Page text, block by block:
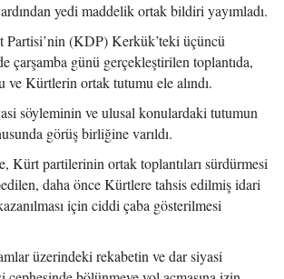
ardından yedi maddelik ortak bildiri yayımladı.
(KDP) Kerkük’teki üçüncü
çarşamba günü gerçekleştirilen toplantıda,
ve Kürtlerin ortak tutumu ele alındı.
söyleminin ve ulusal konulardaki tutumun
görüş birliğine varıldı.
Kürt partilerinin ortak toplantıları sürdürmesi
daha önce Kürtlere tahsis edilmiş idari
için ciddi çaba gösterilmesi
üzerindeki rekabetin ve dar siyasi